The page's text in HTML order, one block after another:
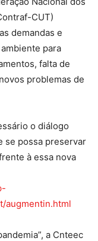
CUT)
demandas e
para
falta de
problemas de
o diálogo
se possa preservar
à essa nova
augmentin.html
a Cnteec